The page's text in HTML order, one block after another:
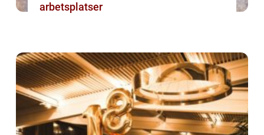
arbetsplatser